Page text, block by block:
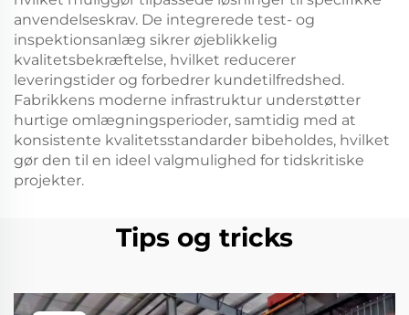
anvendelseskrav. De integrerede test- og
inspektionsanlæg sikrer øjeblikkelig
kvalitetsbekræftelse, hvilket reducerer
leveringstider og forbedrer kundetilfredshed.
Fabrikkens moderne infrastruktur understøtter
hurtige omlægningsperioder, samtidig med at
konsistente kvalitetsstandarder bibeholdes, hvilket
gør den til en ideel valgmulighed for tidskritiske
projekter.
Tips og tricks